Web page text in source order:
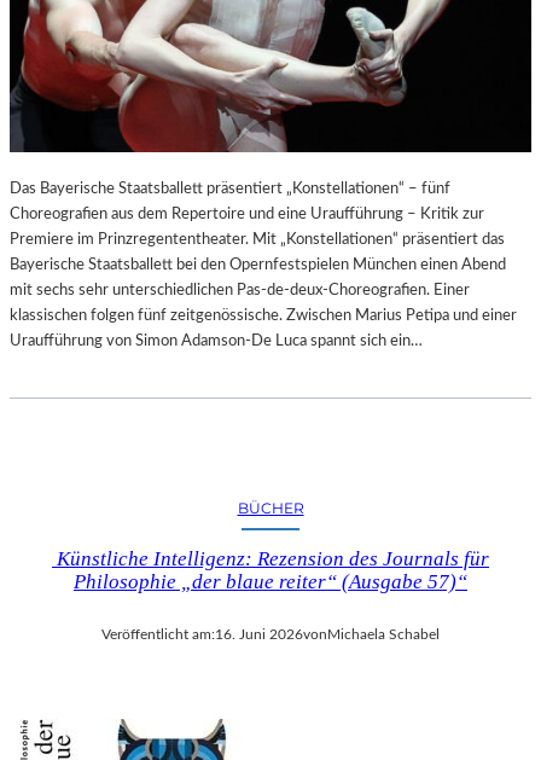
Das Bayerische Staatsballett präsentiert „Konstellationen“ – fünf
Choreografien aus dem Repertoire und eine Uraufführung – Kritik zur
Premiere im Prinzregententheater. Mit „Konstellationen“ präsentiert das
Bayerische Staatsballett bei den Opernfestspielen München einen Abend
mit sechs sehr unterschiedlichen Pas-de-deux-Choreografien. Einer
klassischen folgen fünf zeitgenössische. Zwischen Marius Petipa und einer
Uraufführung von Simon Adamson-De Luca spannt sich ein…
BÜCHER
Künstliche Intelligenz: Rezension des Journals für
Philosophie „der blaue reiter“ (Ausgabe 57)“
Veröffentlicht am:16. Juni 2026von Michaela Schabel